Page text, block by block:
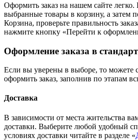
Оформить заказ на нашем сайте легко.
выбранные товары в корзину, а затем
Корзина, проверьте правильность
нажмите кнопку «Перейти к
Оформление заказа в
Если вы уверены в выборе, то можете
оформить заказ, заполнив по этапам
Доставка
В зависимости от места жительства
доставки. Выберите любой удобный
условиях доставки читайте в разделе «